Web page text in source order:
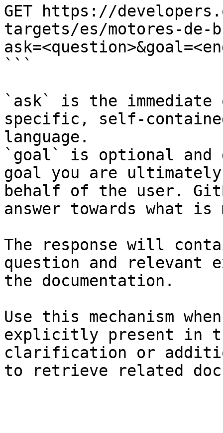
GET https://
targets/es/motores-de-
```
`ask` is the
specific, self-
language.
`goal` is optional and
goal you are
behalf of the user.
answer towards what
The response will
question and relevant
the documentation.
Use this mechanism
explicitly present in
clarification or